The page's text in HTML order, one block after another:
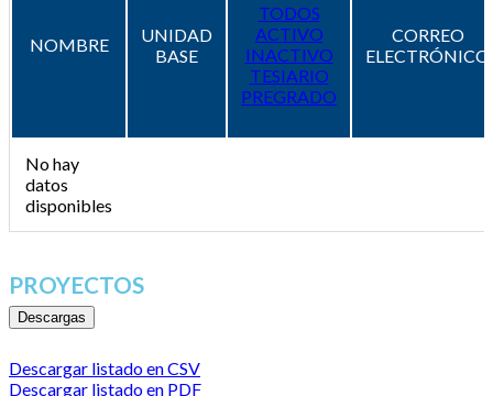
NOMBRE
UNIDAD
BASE
TODOS
ACTIVO
INACTIVO
TESIARIO
PREGRADO
CORREO
ELECTRÓNICO
No hay
datos
disponibles
PROYECTOS
Descargas
Descargar listado en CSV
Descargar listado en PDF